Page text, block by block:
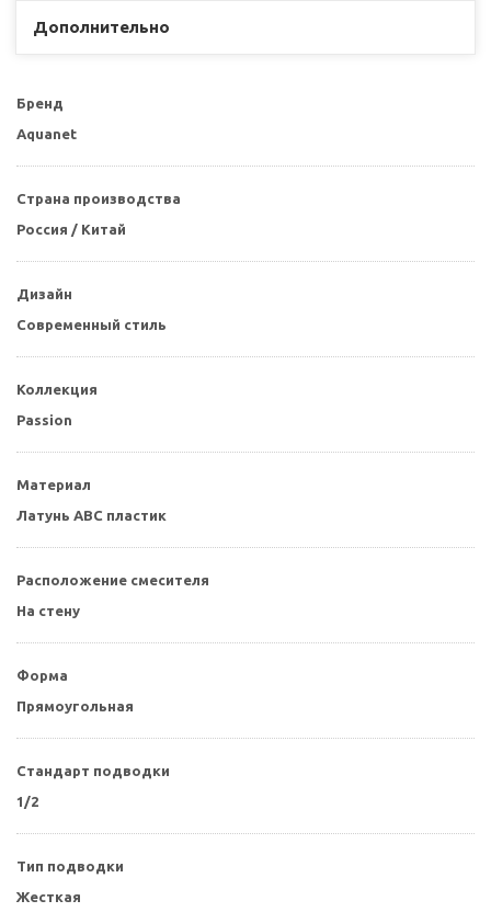
Дополнительно
Бренд
Aquanet
Страна производства
Россия / Китай
Дизайн
Современный стиль
Коллекция
Passion
Материал
Латунь ABC пластик
Расположение смесителя
На стену
Форма
Прямоугольная
Стандарт подводки
1/2
Тип подводки
Жесткая